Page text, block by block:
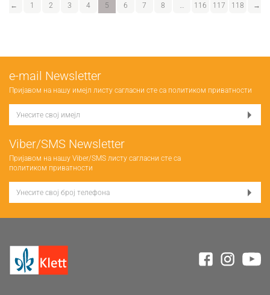
← 1 2 3 4 5 6 7 8 116 117 118 →
е-mail Newsletter
Пријавом на нашу имејл листу сагласни сте са политиком приватности
Viber/SMS Newsletter
Пријавом на нашу Viber/SMS листу сагласни сте са
политиком приватности